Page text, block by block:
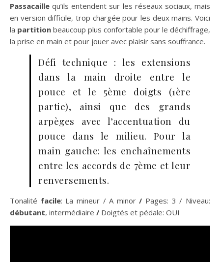
Passacaille qu’ils entendent sur les réseaux sociaux, mais
en version difficile, trop chargée pour les deux mains. Voici
la partition beaucoup plus confortable pour le déchiffrage,
la prise en main et pour jouer avec plaisir sans souffrance.
Défi technique : les extensions
dans la main droite entre le
pouce et le 5ème doigts (1ère
partie), ainsi que des grands
arpèges avec l’accentuation du
pouce dans le milieu. Pour la
main gauche: les enchaînements
entre les accords de 7ème et leur
renversements.
Tonalité facile: La mineur / A minor/ Pages: 3 / Niveau:
débutant, intermédiaire / Doigtés et pédale: OUI